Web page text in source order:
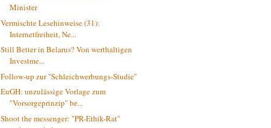
Minister
Vermischte Lesehinweise (31):
Internetfreiheit, Ne...
Still Better in Belarus? Von werthaltigen
Investme...
Follow-up zur "Schleichwerbungs-Studie"
EuGH: unzulässige Vorlage zum
"Vorsorgeprinzip" be...
Shoot the messenger: "PR-Ethik-Rat"